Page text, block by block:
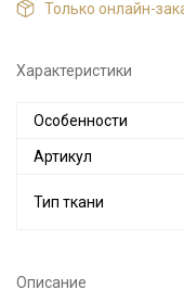
Только онлайн-
Характеристики
Особенности
Артикул
Тип ткани
Описание
Мы
промокоды